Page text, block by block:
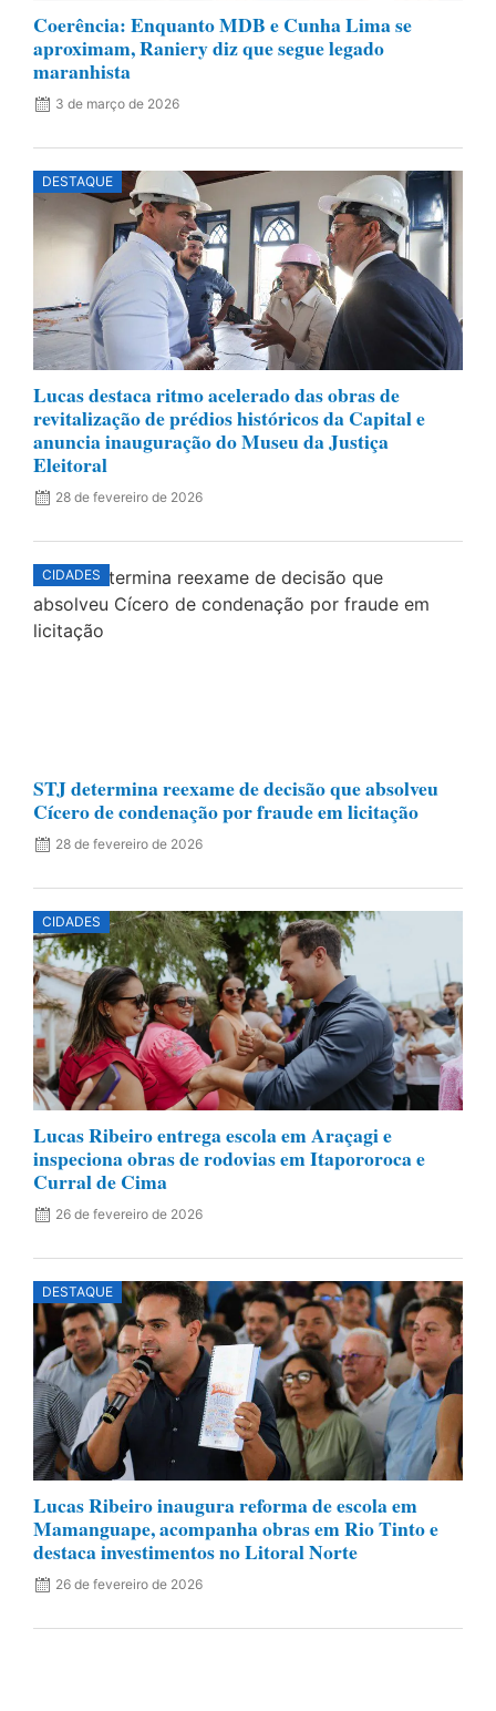
Coerência: Enquanto MDB e Cunha Lima se
aproximam, Raniery diz que segue legado
maranhista
3 de março de 2026
DESTAQUE
Lucas destaca ritmo acelerado das obras de
revitalização de prédios históricos da Capital e
anuncia inauguração do Museu da Justiça
Eleitoral
28 de fevereiro de 2026
CIDADES
STJ determina reexame de decisão que absolveu
Cícero de condenação por fraude em licitação
28 de fevereiro de 2026
CIDADES
Lucas Ribeiro entrega escola em Araçagi e
inspeciona obras de rodovias em Itapororoca e
Curral de Cima
26 de fevereiro de 2026
DESTAQUE
Lucas Ribeiro inaugura reforma de escola em
Mamanguape, acompanha obras em Rio Tinto e
destaca investimentos no Litoral Norte
26 de fevereiro de 2026